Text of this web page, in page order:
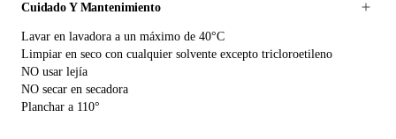
Cuidado Y Mantenimiento
Lavar en lavadora a un máximo de 40°C
Limpiar en seco con cualquier solvente excepto tricloroetileno
NO usar lejía
NO secar en secadora
Planchar a 110°